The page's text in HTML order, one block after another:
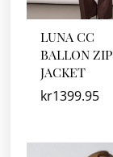
LUNA CC
BALLON ZIP
JACKET
kr1399.95